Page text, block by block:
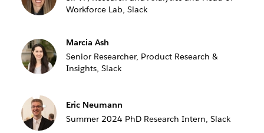
Workforce Lab, Slack
Marcia Ash
Senior Researcher, Product Research &
Insights, Slack
Eric Neumann
Summer 2024 PhD Research Intern, Slack